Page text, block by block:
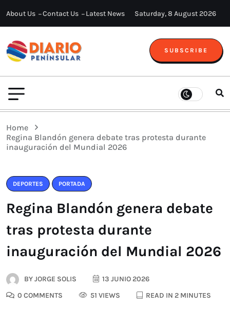
About Us Contact Us Latest News Saturday, 8 August 2026
SUBSCRIBE
Home
Regina Blandón genera debate tras protesta durante
inauguración del Mundial 2026
DEPORTES PORTADA
Regina Blandón genera debate
tras protesta durante
inauguración del Mundial 2026
BYJORGE SOLIS
13 JUNIO 2026
0 COMMENTS
51 VIEWS READ IN 2 MINUTES